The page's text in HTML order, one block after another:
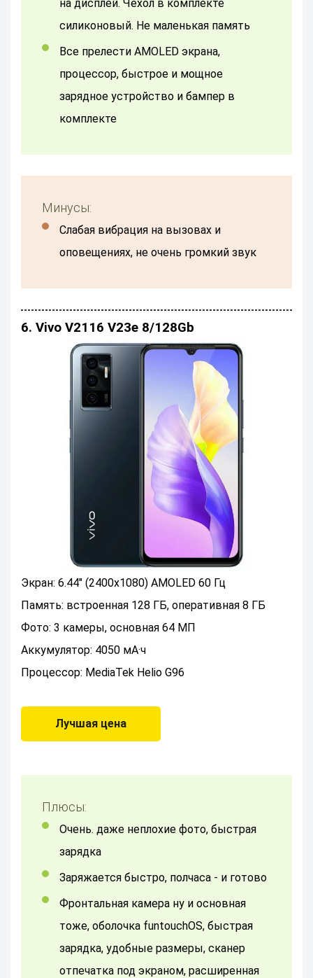
на дисплей. Чехол в комплекте
силиконовый. Не маленькая память
Все прелести AMOLED экрана,
процессор, быстрое и мощное
зарядное устройство и бампер в
комплекте
Минусы:
Слабая вибрация на вызовах и
оповещениях, не очень громкий звук
6. Vivo V2116 V23e 8/128Gb
Экран: 6.44" (2400x1080) AMOLED 60 Гц
Память: встроенная 128 ГБ, оперативная 8 ГБ
Фото: 3 камеры, основная 64 МП
Аккумулятор: 4050 мА·ч
Процессор: MediaTek Helio G96
Лучшая цена
Плюсы:
Очень. даже неплохие фото, быстрая
зарядка
Заряжается быстро, полчаса - и готово
Фронтальная камера ну и основная
тоже, оболочка funtouchOS, быстрая
зарядка, удобные размеры, сканер
отпечатка под экраном, расширенная